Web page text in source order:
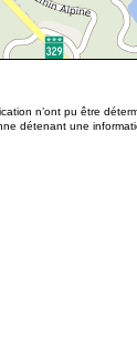
n’ont pu être
détenant une